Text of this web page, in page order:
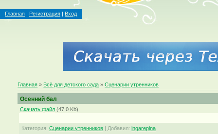
Главная | Регистрация | Вход
Главная » Всё для детского сада »Сценарии утренников
Осенний бал
Скачать файл (47.0 Kb)
Категория: Сценарии утренников | Добавил: ingarepina